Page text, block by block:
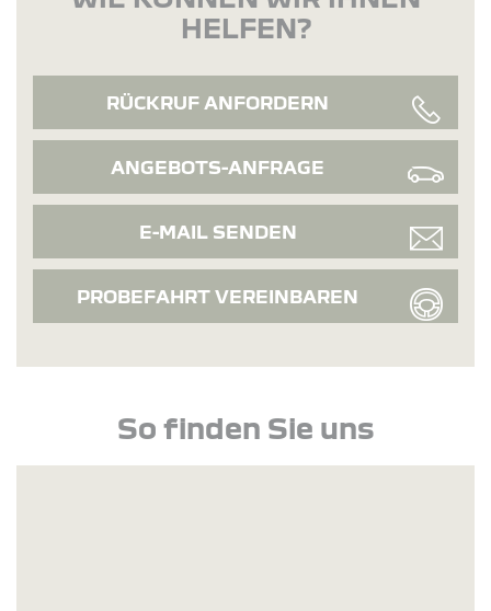
HELFEN?
RÜCKRUF ANFORDERN
ANGEBOTS-ANFRAGE
E-MAIL SENDEN
PROBEFAHRT VEREINBAREN
So finden Sie uns